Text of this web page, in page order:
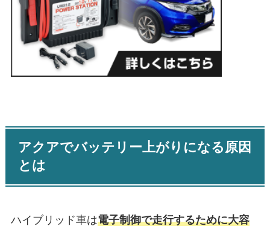
アクアでバッテリー上がりになる原因
とは
ハイブリッド車は電子制御で走行するために大容